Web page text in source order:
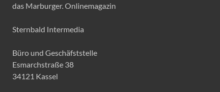
das Marburger. Onlinemagazin
Sternbald Intermedia
Büro und Geschäfststelle
Esmarchstraße 38
34121 Kassel